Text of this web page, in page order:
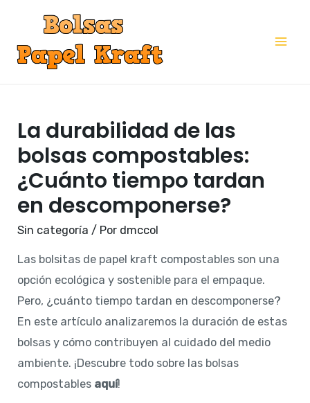
contenido
La durabilidad de las
bolsas compostables:
¿Cuánto tiempo tardan
en descomponerse?
Sin categoría / Por dmccol
Las bolsitas de papel kraft compostables son una
opción ecológica y sostenible para el empaque.
Pero, ¿cuánto tiempo tardan en descomponerse?
En este artículo analizaremos la duración de estas
bolsas y cómo contribuyen al cuidado del medio
ambiente. ¡Descubre todo sobre las bolsas
compostables aquí!